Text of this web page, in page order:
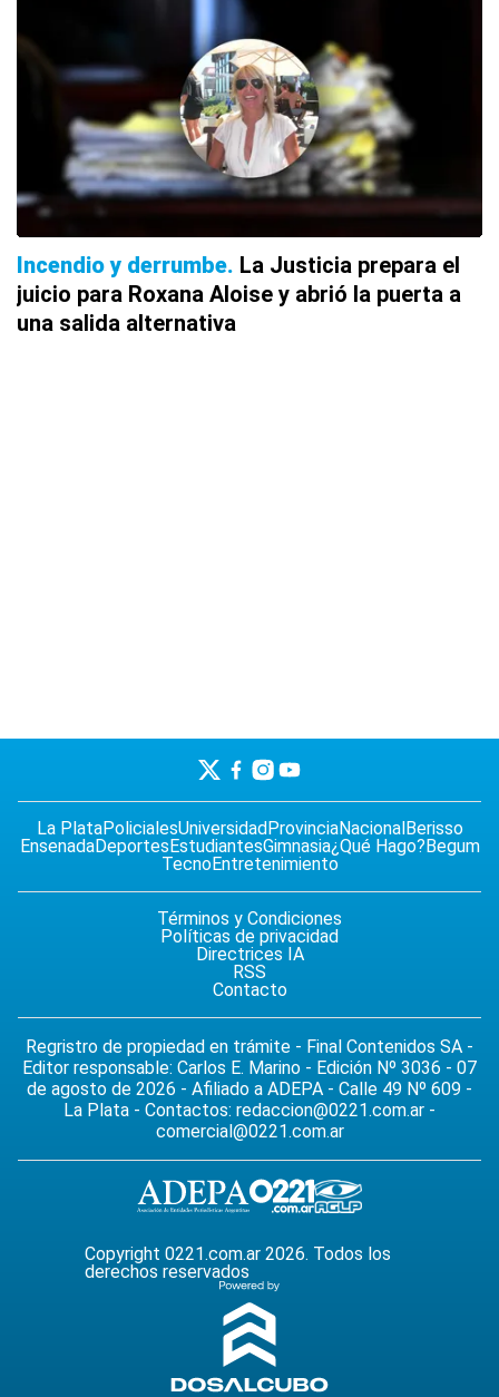
Incendio y derrumbe La Justicia prepara el
juicio para Roxana Aloise y abrió la puerta a
una salida alternativa
La PlataPolicialesUniversidadProvinciaNacionalBerisso
EnsenadaDeportesEstudiantesGimnasia¿Qué Hago?Begum
TecnoEntretenimiento
Términos y Condiciones
Políticas de privacidad
Directrices IA
RSS
Contacto
Regristro de propiedad en trámite - Final Contenidos SA -
Editor responsable: Carlos E. Marino - Edición Nº 3036 - 07
de agosto de 2026 - Afiliado a ADEPA - Calle 49 Nº 609 -
La Plata - Contactos: redaccion@0221.com.ar -
comercial@0221.com.ar
Copyright 0221.com.ar 2026. Todos los
derechos reservados